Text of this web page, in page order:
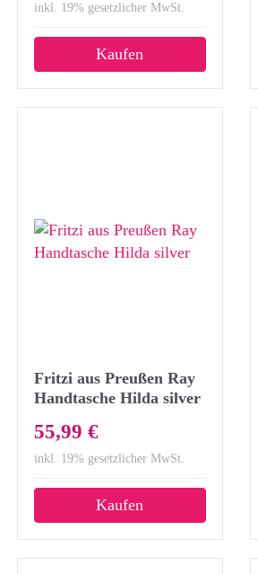
inkl. 19% gesetzlicher MwSt.
Kaufen
Fritzi aus Preußen Ray
Handtasche Hilda silver
55,99 €
inkl. 19% gesetzlicher MwSt.
Kaufen